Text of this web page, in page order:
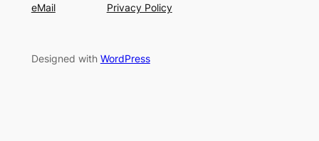
eMail Privacy Policy
Designed with WordPress